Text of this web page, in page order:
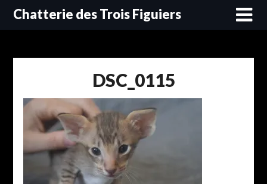
SkipChatterie des Trois Figuiers
DSC_0115